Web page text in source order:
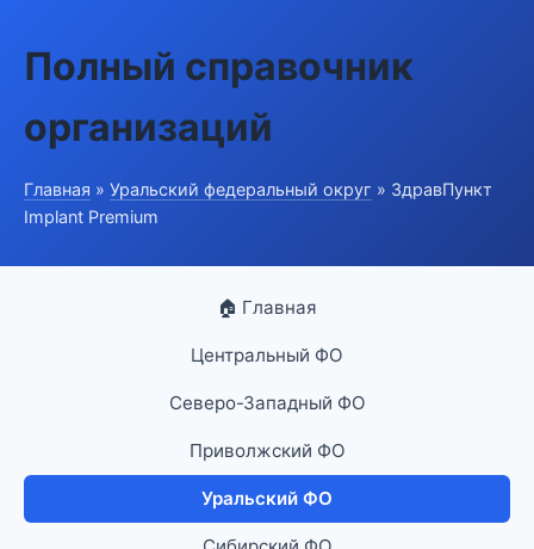
Полный справочник
организаций
Главная » Уральский федеральный округ » ЗдравПункт
Implant Premium
🏠 Главная
Центральный ФО
Северо-Западный ФО
Приволжский ФО
Уральский ФО